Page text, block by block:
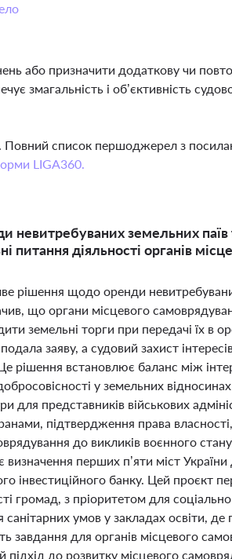
або призначити додаткову чи
змагальність і об’єктивність
Повний список першоджерел з
LIGA360.
невитребуваних земельних паїв
питання діяльності органів
рішення щодо оренди
що органи місцевого
земельні торги при передачі їх в
заяву, а судовий захист
рішення встановлює баланс між
у земельних
для представників військових
підтвердження права власності,
до викликів воєнного
перших п’яти міст України
інвестиційного банку. Цей проєкт
громад, з пріоритетом для
умов у закладах освіти, де
завдання для органів місцевого
до розвитку місцевого